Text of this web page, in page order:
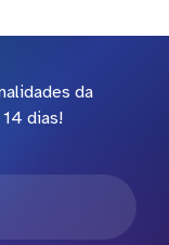
da
dias!